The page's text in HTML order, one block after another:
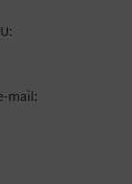
mail: